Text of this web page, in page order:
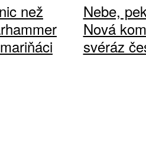
než
Nebe,
Nová
svéráz